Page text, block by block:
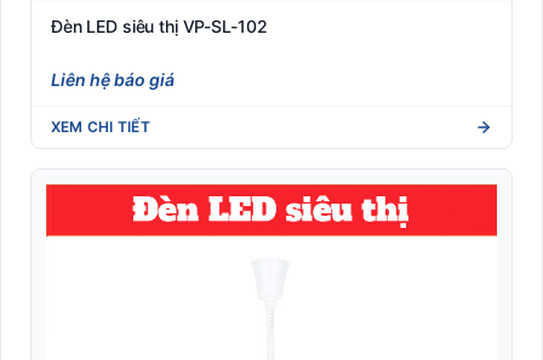
Đèn LED siêu thị VP-SL-102
Liên hệ báo giá
XEM CHI TIẾT